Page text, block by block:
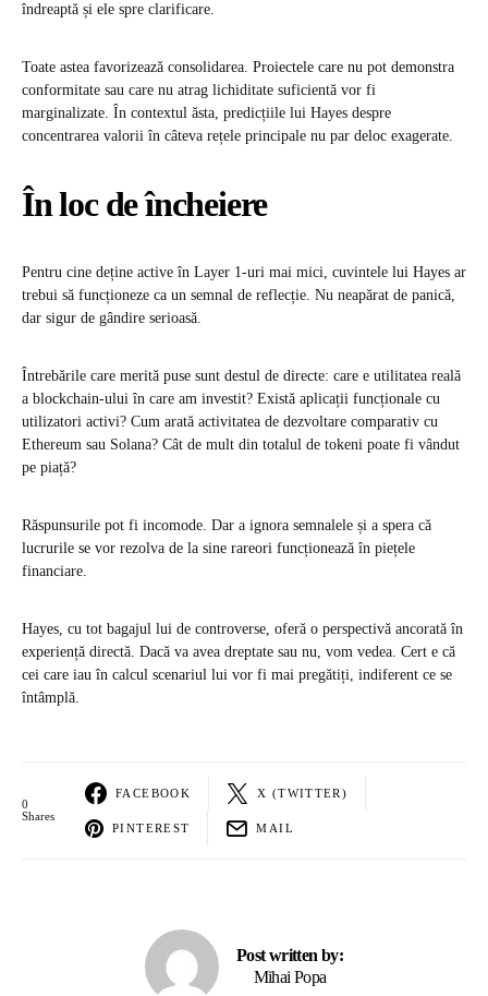
îndreaptă și ele spre clarificare.
Toate astea favorizează consolidarea. Proiectele care nu pot demonstra
conformitate sau care nu atrag lichiditate suficientă vor fi
marginalizate. În contextul ăsta, predicțiile lui Hayes despre
concentrarea valorii în câteva rețele principale nu par deloc exagerate.
În loc de încheiere
Pentru cine deține active în Layer 1-uri mai mici, cuvintele lui Hayes ar
trebui să funcționeze ca un semnal de reflecție. Nu neapărat de panică,
dar sigur de gândire serioasă.
Întrebările care merită puse sunt destul de directe: care e utilitatea reală
a blockchain-ului în care am investit? Există aplicații funcționale cu
utilizatori activi? Cum arată activitatea de dezvoltare comparativ cu
Ethereum sau Solana? Cât de mult din totalul de tokeni poate fi vândut
pe piață?
Răspunsurile pot fi incomode. Dar a ignora semnalele și a spera că
lucrurile se vor rezolva de la sine rareori funcționează în piețele
financiare.
Hayes, cu tot bagajul lui de controverse, oferă o perspectivă ancorată în
experiență directă. Dacă va avea dreptate sau nu, vom vedea. Cert e că
cei care iau în calcul scenariul lui vor fi mai pregătiți, indiferent ce se
întâmplă.
0
Shares
FACEBOOK X (TWITTER)
PINTEREST MAIL
Post written by:
Mihai Popa